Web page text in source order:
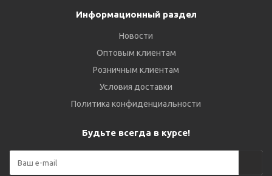
Информационный раздел
Новости
Оптовым клиентам
Розничным клиентам
Условия доставки
Политика конфиденциальности
Будьте всегда в курсе!